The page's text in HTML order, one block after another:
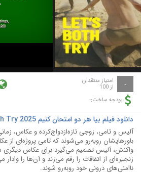
- امتیاز منتقدان
از 100
بودجه ساخت:-
دانلود فیلم بیا هر دو امتحان کنیم Lets Both Try 2025
آلیس و تامی، زوجی تازه‌ازدواج‌کرده و عکاس،
باورهایشان روبه‌رو می‌شوند که تامی پروژه‌ای از
واکنش، آلیس تصمیم می‌گیرد برای عکاس
زنجیره‌ای از اتفاقات را رقم می‌زند و آن‌ها را
ناامنی‌های درونی خود روبه‌رو شوند.